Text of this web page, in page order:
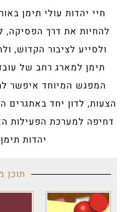
חיי יהדות עולי תימן
להחיות את דרך הפסיקה,
ולסייע לציבור הקדוש,
תימן למארג רחב של
המפגש המיוחד איפשר
הצעות, לדון יחד באתגרים
דחיפה למערכת הפעילות
יהדות
תוכן